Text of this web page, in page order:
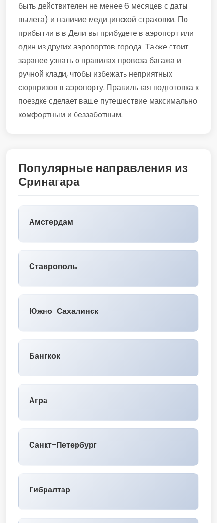
быть действителен не менее 6 месяцев с даты
вылета) и наличие медицинской страховки. По
прибытии в в Дели вы прибудете в аэропорт или
один из других аэропортов города. Также стоит
заранее узнать о правилах провоза багажа и
ручной клади, чтобы избежать неприятных
сюрпризов в аэропорту. Правильная подготовка к
поездке сделает ваше путешествие максимально
комфортным и беззаботным.
Популярные направления из
Сринагара
Амстердам
Ставрополь
Южно-Сахалинск
Бангкок
Агра
Санкт-Петербург
Гибралтар